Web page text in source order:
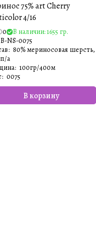
75% art Cherry
4/16
0
В наличии: 1655 гр.
B-NS-0075
В корзину
: 80% мериносовая шерсть,
а
: 100гр/400м
: 0075